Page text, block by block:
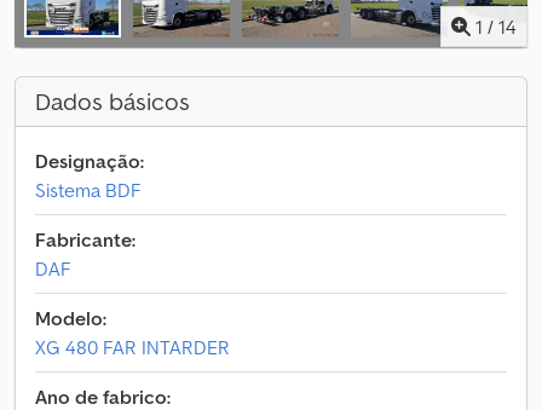
1 / 14
Dados básicos
Designação:
Sistema BDF
Fabricante:
DAF
Modelo:
XG 480 FAR INTARDER
Ano de fabrico: